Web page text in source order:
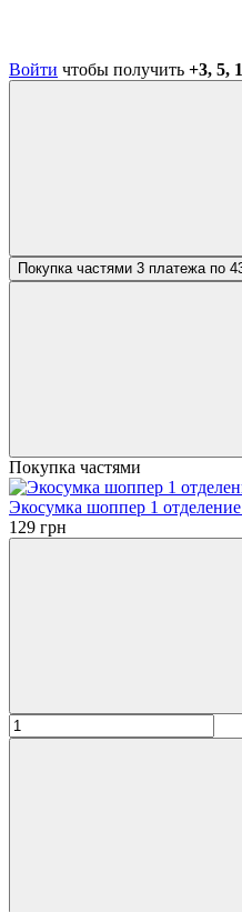
Войти чтобы получить +3, 5,
Покупка частями 3 платежа по
Покупка частями
Экосумка шоппер 1
129 грн